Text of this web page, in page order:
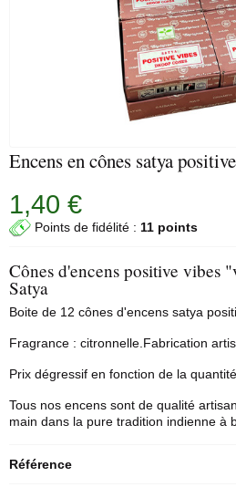
Encens en cônes satya
1,40 €
Points de fidélité : 11 points
Cônes d'encens positive vibes
Satya
Boite de 12 cônes d'encens satya
Fragrance : citronnelle.Fabrication
Prix dégressif en fonction de la
Tous nos encens sont de qualité
main dans la pure tradition indienne à
Référence